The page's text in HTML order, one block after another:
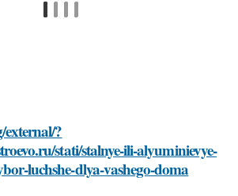
?
stati/stalnye-ili-alyuminievye-
luchshe-dlya-vashego-doma